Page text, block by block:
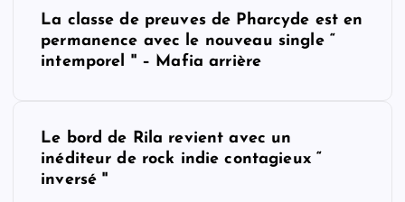
La classe de preuves de Pharcyde est en
permanence avec le nouveau single “
intemporel '' – Mafia arrière
Le bord de Rila revient avec un
inéditeur de rock indie contagieux “
inversé ''